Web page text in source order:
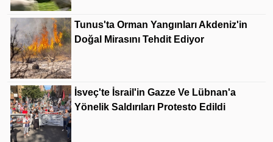
Tunus'ta Orman Yangınları Akdeniz'in
Doğal Mirasını Tehdit Ediyor
İsveç'te İsrail'in Gazze Ve Lübnan'a
Yönelik Saldırıları Protesto Edildi